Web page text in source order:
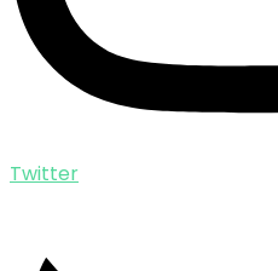
Twitter